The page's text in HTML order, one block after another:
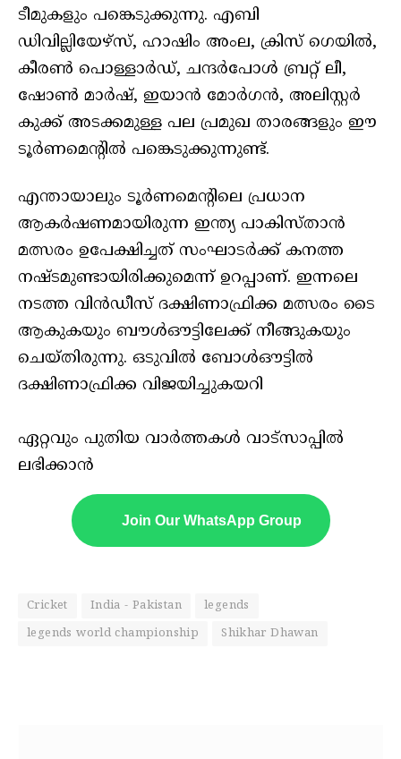
ടീമുകളും പങ്കെടുക്കുന്നു. എബി
ഡിവില്ലിയേഴ്‌സ്, ഹാഷിം അംല, ക്രിസ് ഗെയിൽ,
കീരൺ പൊള്ളാർഡ്, ചന്ദർപോൾ ബ്രറ്റ് ലീ,
ഷോൺ മാർഷ്, ഇയാൻ മോർഗൻ, അലിസ്റ്റർ
കുക്ക് അടക്കമുള്ള പല പ്രമുഖ താരങ്ങളും ഈ
ടൂർണമെന്റിൽ പങ്കെടുക്കുന്നുണ്ട്.
എന്തായാലും ടൂർണമെൻ്റിലെ പ്രധാന
ആകർഷണമായിരുന്ന ഇന്ത്യ പാകിസ്‌താൻ
മത്സരം ഉപേക്ഷിച്ചത് സംഘാടർക്ക് കനത്ത
നഷ്ടമുണ്ടായിരിക്കുമെന്ന് ഉറപ്പാണ്. ഇന്നലെ
നടത്ത വിൻഡീസ് ദക്ഷിണാഫ്രിക്ക മത്സരം ടൈ
ആകുകയും ബൗൾഔട്ടിലേക്ക് നീങ്ങുകയും
ചെയ്തിരുന്നു. ഒടുവിൽ ബോൾഔട്ടിൽ
ദക്ഷിണാഫ്രിക്ക വിജയിച്ചുകയറി
ഏറ്റവും പുതിയ വാർത്തകൾ വാട്സാപ്പിൽ
ലഭിക്കാൻ
Join Our WhatsApp Group
Cricket India - Pakistan
legends
legends world championship
Shikhar Dhawan